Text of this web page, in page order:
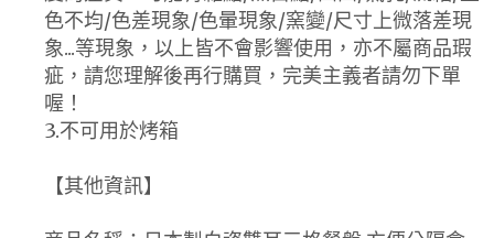
色不均/色差現象/色暈現象/窯變/尺寸上微落差現
象...等現象，以上皆不會影響使用，亦不屬商品瑕
疵，請您理解後再行購買，完美主義者請勿下單
喔！
3.不可用於烤箱
【其他資訊】